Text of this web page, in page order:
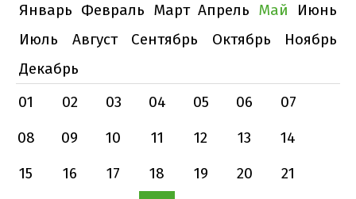
Январь Февраль Март Апрель Май
Июнь
Июль
Август Сентябрь Октябрь
Ноябрь
Декабрь
01
02 03 04 05 06
07
08
09 10 11 12 13
14
15
16 17 18 19 20
21